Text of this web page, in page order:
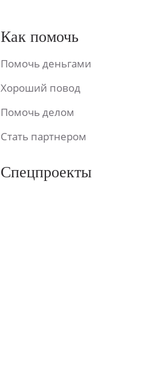
Как помочь
Помочь деньгами
Хороший повод
Помочь делом
Стать партнером
Спецпроекты